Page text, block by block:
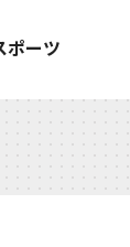
ポーツ